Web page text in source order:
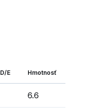
E Hmotnosť
6.6